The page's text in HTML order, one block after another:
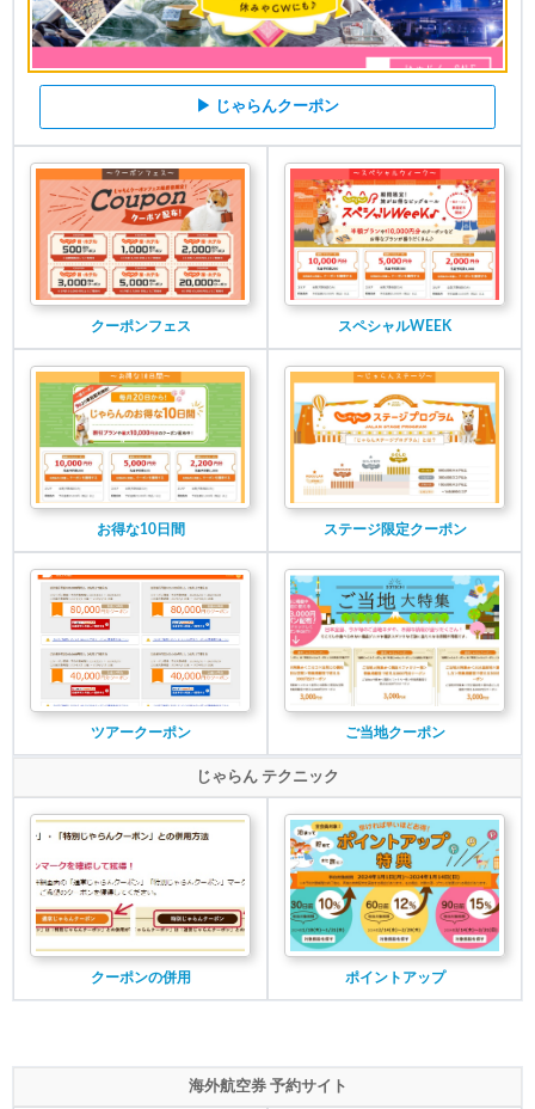
▶ じゃらんクーポン
クーポンフェス スペシャルWEEK
お得な10日間 ステージ限定クーポン
ツアークーポン ご当地クーポン
じゃらん テクニック
クーポンの併用 ポイントアップ
海外航空券 予約サイト